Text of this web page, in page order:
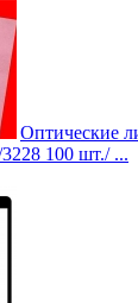
Оптические
100 шт./ ...